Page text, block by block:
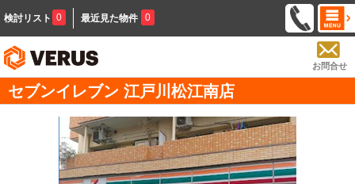
検討リスト 0 最近見た物件 0
お問合せ
セブンイレブン 江戸川松江南店